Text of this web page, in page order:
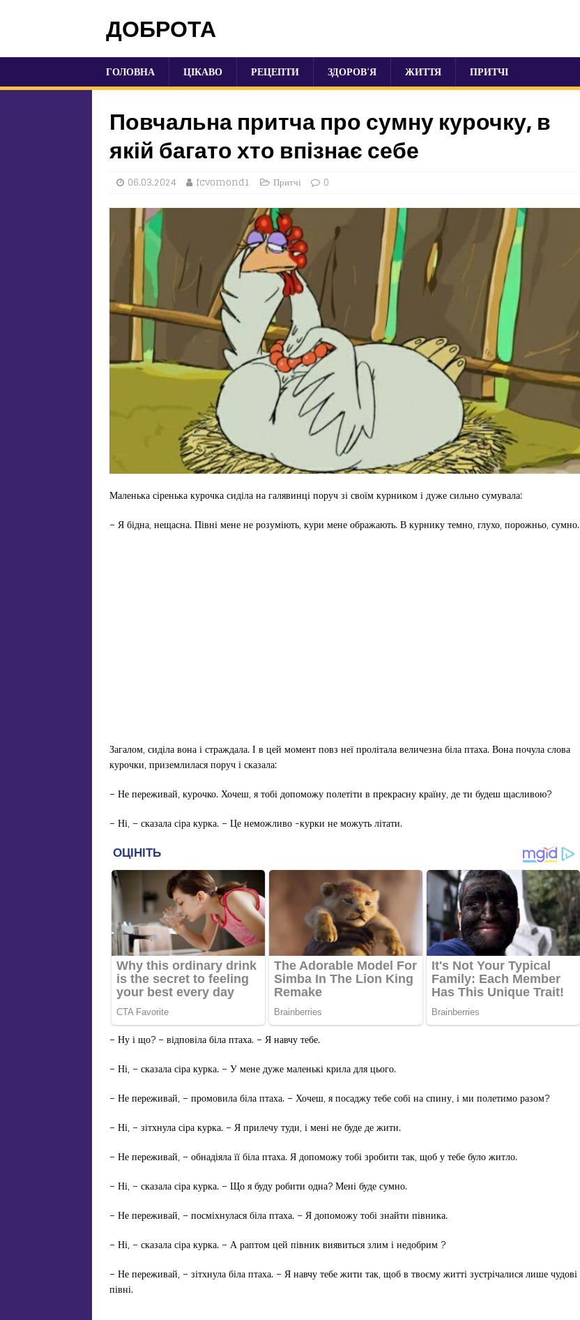
ДОБРОТА
ГОЛОВНА ЦІКАВО РЕЦЕПТИ ЗДОРОВ’Я ЖИТТЯ ПРИТЧІ
Повчальна притча про сумну курочку, в
якій багато хто впізнає себе
06.03.2024 fcvomond1 Притчі 0
Маленька сіренька курочка сиділа на галявинці поруч зі своїм курником і дуже сильно сумувала:
– Я бідна, нещасна. Півні мене не розуміють, кури мене ображають. В курнику темно, глухо, порожньо, сумно.
Загалом, сиділа вона і страждала. І в цей момент повз неї пролітала величезна біла птаха. Вона почула слова
курочки, приземлилася поруч і сказала:
– Не переживай, курочко. Хочеш, я тобі допоможу полетіти в прекрасну країну, де ти будеш щасливою?
– Ні, – сказала сіра курка. – Це неможливо -курки не можуть літати.
– Ну і що? – відповіла біла птаха. – Я навчу тебе.
– Ні, – сказала сіра курка. – У мене дуже маленькі крила для цього.
– Не переживай, – промовила біла птаха. – Хочеш, я посаджу тебе собі на спину, і ми полетимо разом?
– Ні, – зітхнула сіра курка. – Я прилечу туди, і мені не буде де жити.
– Не переживай, – обнадіяла її біла птаха. Я допоможу тобі зробити так, щоб у тебе було житло.
– Ні, – сказала сіра курка. – Що я буду робити одна? Мені буде сумно.
– Не переживай, – посміхнулася біла птаха. – Я допоможу тобі знайти півника.
– Ні, – сказала сіра курка. – А раптом цей півник виявиться злим і недобрим ?
– Не переживай, – зітхнула біла птаха. – Я навчу тебе жити так, щоб в твоєму житті зустрічалися лише чудові
півні.